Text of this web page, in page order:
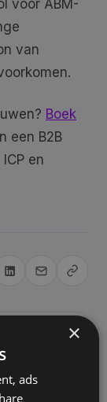
voor ABM-
van
Boek
een B2B
en
van
×
ads